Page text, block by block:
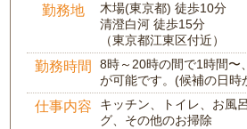
勤務地
木場(東京都) 徒歩10分
清澄白河 徒歩15分
（東京都江東区付近）
勤務時間
8時～20時の間で1時間〜
が可能です。(候補の日時
仕事内容
キッチン、トイレ、お風
グ、その他のお掃除